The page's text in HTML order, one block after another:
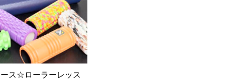
ース☆ローラーレッス